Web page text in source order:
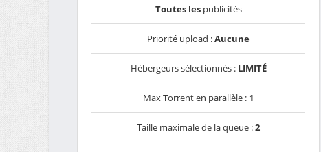
Toutes lespublicités
Priorité upload :Aucune
Hébergeurs sélectionnés : LIMITÉ
Max Torrent en parallèle : 1
Taille maximale de la queue :2